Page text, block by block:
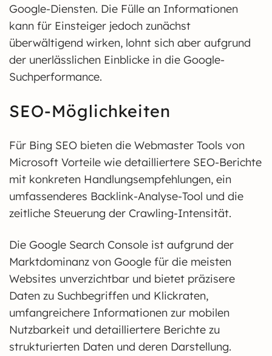
Google-Diensten. Die Fülle an Informationen
kann für Einsteiger jedoch zunächst
überwältigend wirken, lohnt sich aber aufgrund
der unerlässlichen Einblicke in die Google-
Suchperformance.
SEO-Möglichkeiten
Für Bing SEO bieten die Webmaster Tools von
Microsoft Vorteile wie detailliertere SEO-Berichte
mit konkreten Handlungsempfehlungen, ein
umfassenderes Backlink-Analyse-Tool und die
zeitliche Steuerung der Crawling-Intensität.
Die Google Search Console ist aufgrund der
Marktdominanz von Google für die meisten
Websites unverzichtbar und bietet präzisere
Daten zu Suchbegriffen und Klickraten,
umfangreichere Informationen zur mobilen
Nutzbarkeit und detailliertere Berichte zu
strukturierten Daten und deren Darstellung.